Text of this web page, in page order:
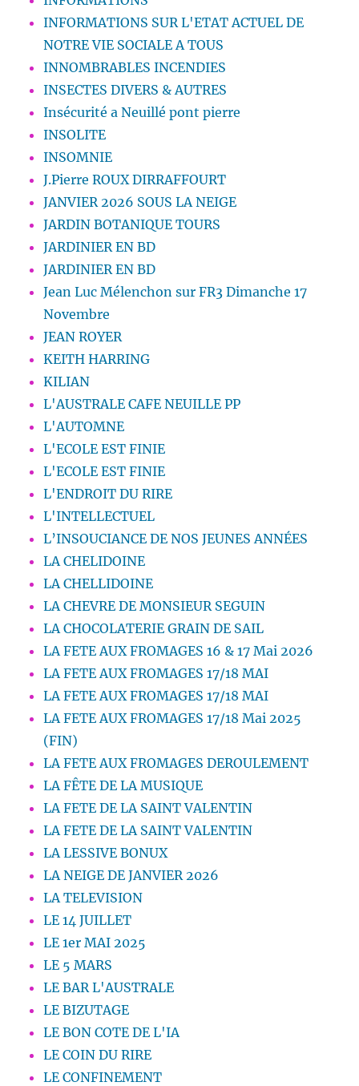
INFORMATIONS SUR L'ETAT ACTUEL DE
NOTRE VIE SOCIALE A TOUS
INNOMBRABLES INCENDIES
INSECTES DIVERS & AUTRES
Insécurité a Neuillé pont pierre
INSOLITE
INSOMNIE
J.Pierre ROUX DIRRAFFOURT
JANVIER 2026 SOUS LA NEIGE
JARDIN BOTANIQUE TOURS
JARDINIER EN BD
JARDINIER EN BD
Jean Luc Mélenchon sur FR3 Dimanche 17
Novembre
JEAN ROYER
KEITH HARRING
KILIAN
L'AUSTRALE CAFE NEUILLE PP
L'AUTOMNE
L'ECOLE EST FINIE
L'ECOLE EST FINIE
L'ENDROIT DU RIRE
L'INTELLECTUEL
L’INSOUCIANCE DE NOS JEUNES ANNÉES
LA CHELIDOINE
LA CHELLIDOINE
LA CHEVRE DE MONSIEUR SEGUIN
LA CHOCOLATERIE GRAIN DE SAIL
LA FETE AUX FROMAGES 16 & 17 Mai 2026
LA FETE AUX FROMAGES 17/18 MAI
LA FETE AUX FROMAGES 17/18 MAI
LA FETE AUX FROMAGES 17/18 Mai 2025
(FIN)
LA FETE AUX FROMAGES DEROULEMENT
LA FÊTE DE LA MUSIQUE
LA FETE DE LA SAINT VALENTIN
LA FETE DE LA SAINT VALENTIN
LA LESSIVE BONUX
LA NEIGE DE JANVIER 2026
LA TELEVISION
LE 14 JUILLET
LE 1er MAI 2025
LE 5 MARS
LE BAR L'AUSTRALE
LE BIZUTAGE
LE BON COTE DE L'IA
LE COIN DU RIRE
LE CONFINEMENT